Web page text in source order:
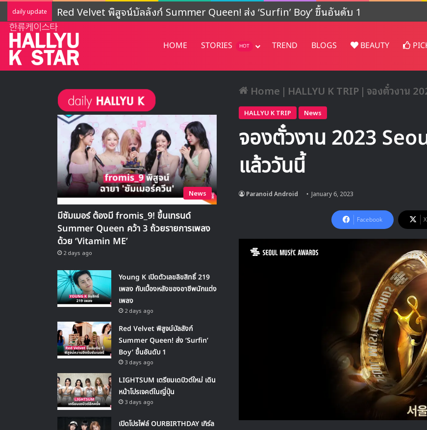
daily update LIGHTSUM เตรียมเดบิวต์ใหม่ เดินหน้าโปรเจคต์ในญี่ปุ่น
HOME STORIES HOT TREND BLOGS BEAUTY
Home | HALLYU K TRIP | จองตั๋วงาน
HALLYU K TRIP News
จองตั๋วงาน 2023
แล้ววันนี้
Paranoid Android January 6, 2023
Facebook X
News
มีซัมเมอร์ ต้องมี fromis_9! ขึ้นเทรนด์
Summer Queen คว้า 3 ถ้วยรายการเพลง
ด้วย ‘Vitamin ME’
2 days ago
Young K เปิดตัวเลขลิขสิทธิ์ 219
เพลง กับเบื้องหลังของอาชีพนักแต่ง
เพลง
2 days ago
Red Velvet พิสูจน์บัลลังก์
Summer Queen! ส่ง ‘Surfin’
Boy’ ขึ้นอันดับ 1
3 days ago
LIGHTSUM เตรียมเดบิวต์ใหม่ เดิน
หน้าโปรเจคต์ในญี่ปุ่น
3 days ago
เปิดโปรไฟล์ OURBIRTHDAY เกิร์ล